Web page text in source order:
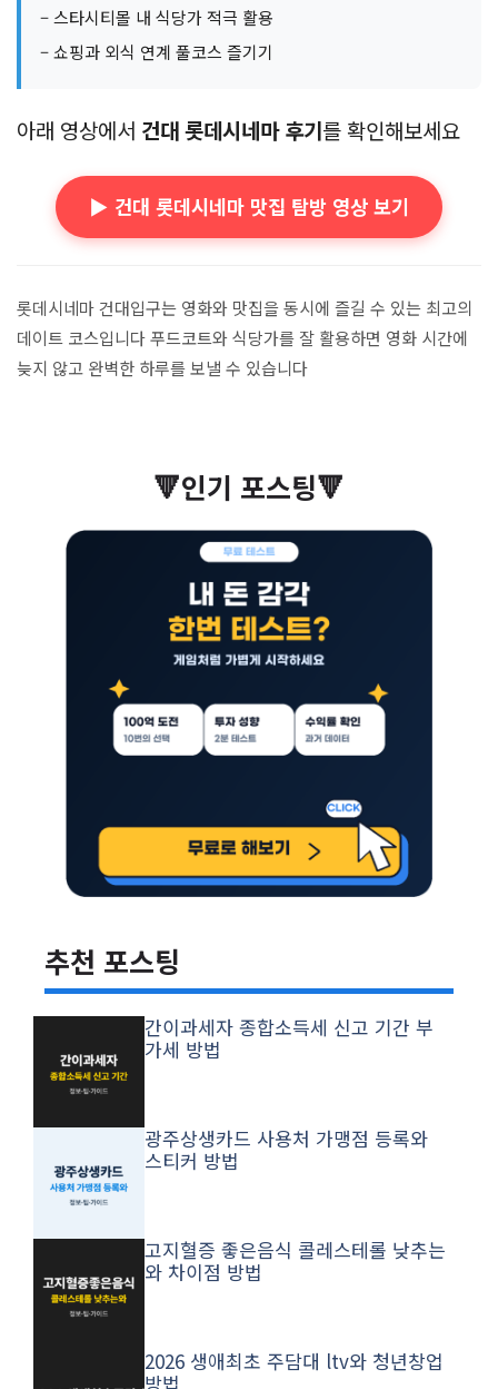
– 스타시티몰 내 식당가 적극 활용
– 쇼핑과 외식 연계 풀코스 즐기기
아래 영상에서 건대 롯데시네마 후기를 확인해보세요
▶️ 건대 롯데시네마 맛집 탐방 영상 보기
롯데시네마 건대입구는 영화와 맛집을 동시에 즐길 수 있는 최고의
데이트 코스입니다 푸드코트와 식당가를 잘 활용하면 영화 시간에
늦지 않고 완벽한 하루를 보낼 수 있습니다
🔻인기 포스팅🔻
추천 포스팅
간이과세자 종합소득세 신고 기간 부
가세 방법
광주상생카드 사용처 가맹점 등록와
스티커 방법
고지혈증 좋은음식 콜레스테롤 낮추는
와 차이점 방법
2026 생애최초 주담대 ltv와 청년창업
방법